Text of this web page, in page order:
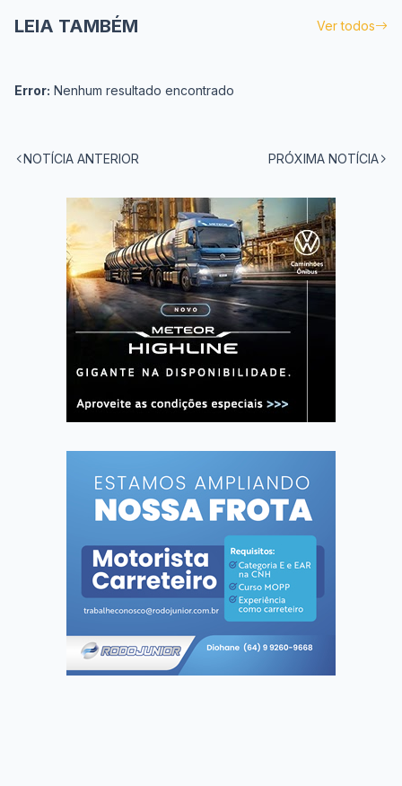
LEIA TAMBÉM Ver todos
Error: Nenhum resultado encontrado
NOTÍCIA ANTERIOR PRÓXIMA NOTÍCIA